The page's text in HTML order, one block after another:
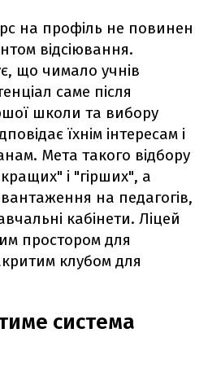
на профіль не повинен
відсіювання.
що чимало учнів
саме після
школи та вибору
їхнім інтересам і
Мета такого відбору
і "гірших", а
на педагогів,
кабінети. Ліцей
простором для
клубом для
система